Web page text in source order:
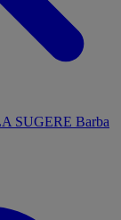
SUGERE Barba